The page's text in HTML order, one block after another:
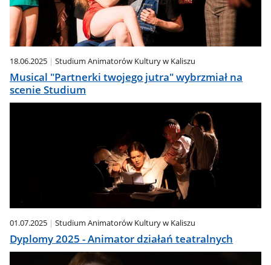
18.06.2025 Studium Animatorów Kultury w Kaliszu
Musical "Partnerki twojego jutra" wybrzmiał na
scenie Studium
01.07.2025 Studium Animatorów Kultury w Kaliszu
Dyplomy 2025 - Animator działań teatralnych